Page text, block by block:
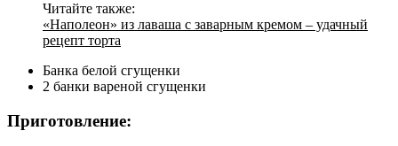
Читайте также:
«Наполеон» из лаваша с заварным кремом – удачный
рецепт торта
Банка белой сгущенки
2 банки вареной сгущенки
Приготовление: